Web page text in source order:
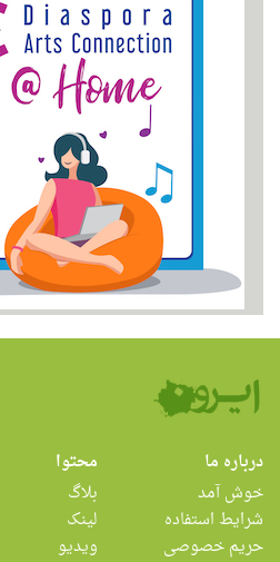
درباره ما
خوش آمد
شرایط استفاده
حریم خصوصی
محتوا
بلاگ
لینک
ویدیو